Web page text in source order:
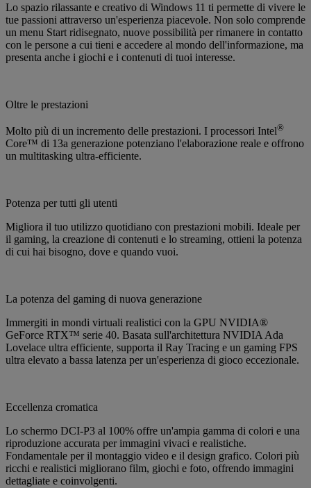
Lo spazio rilassante e creativo di Windows 11 ti permette di vivere le
tue passioni attraverso un'esperienza piacevole. Non solo comprende
un menu Start ridisegnato, nuove possibilità per rimanere in contatto
con le persone a cui tieni e accedere al mondo dell'informazione, ma
presenta anche i giochi e i contenuti di tuoi interesse.
Oltre le prestazioni
Molto più di un incremento delle prestazioni. I processori Intel®
Core™ di 13a generazione potenziano l'elaborazione reale e offrono
un multitasking ultra-efficiente.
Potenza per tutti gli utenti
Migliora il tuo utilizzo quotidiano con prestazioni mobili. Ideale per
il gaming, la creazione di contenuti e lo streaming, ottieni la potenza
di cui hai bisogno, dove e quando vuoi.
La potenza del gaming di nuova generazione
Immergiti in mondi virtuali realistici con la GPU NVIDIA®
GeForce RTX™ serie 40. Basata sull'architettura NVIDIA Ada
Lovelace ultra efficiente, supporta il Ray Tracing e un gaming FPS
ultra elevato a bassa latenza per un'esperienza di gioco eccezionale.
Eccellenza cromatica
Lo schermo DCI-P3 al 100% offre un'ampia gamma di colori e una
riproduzione accurata per immagini vivaci e realistiche.
Fondamentale per il montaggio video e il design grafico. Colori più
ricchi e realistici migliorano film, giochi e foto, offrendo immagini
dettagliate e coinvolgenti.